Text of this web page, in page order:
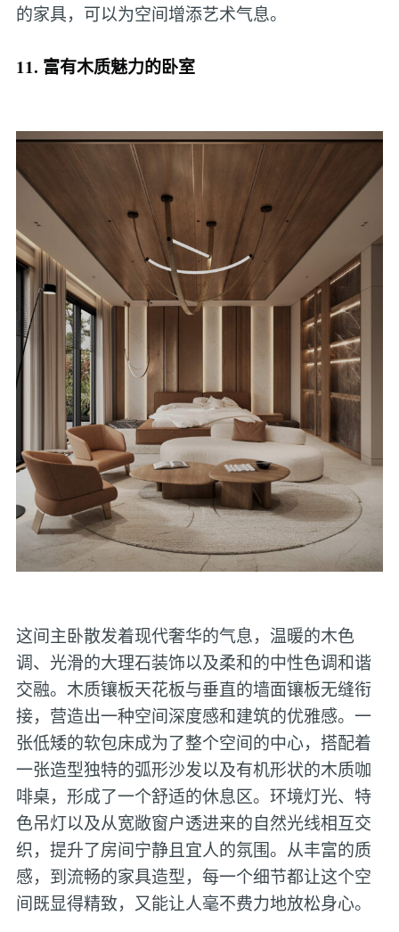
的家具，可以为空间增添艺术气息。
11. 富有木质魅力的卧室
这间主卧散发着现代奢华的气息，温暖的木色
调、光滑的大理石装饰以及柔和的中性色调和谐
交融。木质镶板天花板与垂直的墙面镶板无缝衔
接，营造出一种空间深度感和建筑的优雅感。一
张低矮的软包床成为了整个空间的中心，搭配着
一张造型独特的弧形沙发以及有机形状的木质咖
啡桌，形成了一个舒适的休息区。环境灯光、特
色吊灯以及从宽敞窗户透进来的自然光线相互交
织，提升了房间宁静且宜人的氛围。从丰富的质
感，到流畅的家具造型，每一个细节都让这个空
间既显得精致，又能让人毫不费力地放松身心。